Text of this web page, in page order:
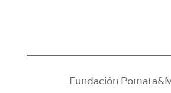
Fundación